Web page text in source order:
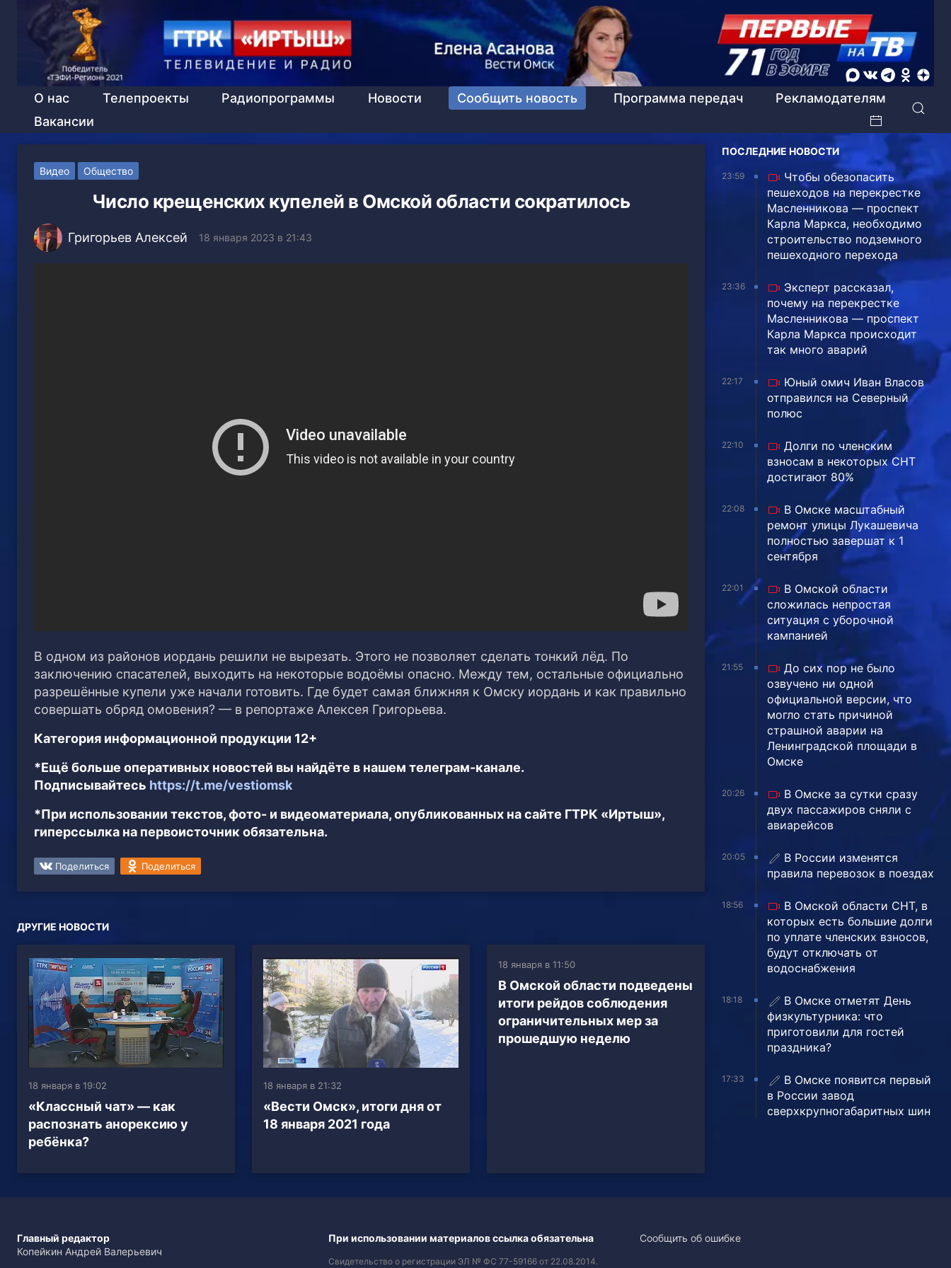
О нас Телепроекты Радиопрограммы Новости Сообщить новость Программа передач
Рекламодателям
Вакансии
Видео Общество
Число крещенских купелей в Омской области сократилось
Григорьев Алексей 18 января 2023 в 21:43
В одном из районов иордань решили не вырезать. Этого не позволяет сделать тонкий лёд. По
заключению спасателей, выходить на некоторые водоёмы опасно. Между тем, остальные официально
разрешённые купели уже начали готовить. Где будет самая ближняя к Омску иордань и как правильно
совершать обряд омовения? — в репортаже Алексея Григорьева.
Категория информационной продукции 12+
*Ещё больше оперативных новостей вы найдёте в нашем телеграм-канале.
Подписывайтесь https://t.me/vestiomsk
*При использовании текстов, фото- и видеоматериала, опубликованных на сайте ГТРК «Иртыш»,
гиперссылка на первоисточник обязательна.
Поделиться Поделиться
ДРУГИЕ НОВОСТИ
18 января в 19:02
«Классный чат» — как
распознать анорексию у
ребёнка?
18 января в 21:32
«Вести Омск», итоги дня от
18 января 2021 года
18 января в 11:50
В Омской области подведены
итоги рейдов соблюдения
ограничительных мер за
прошедшую неделю
ПОСЛЕДНИЕ НОВОСТИ
23:59
Чтобы обезопасить
пешеходов на перекрестке
Масленникова — проспект
Карла Маркса, необходимо
строительство подземного
пешеходного перехода
23:36
Эксперт рассказал,
почему на перекрестке
Масленникова — проспект
Карла Маркса происходит
так много аварий
22:17
Юный омич Иван Власов
отправился на Северный
полюс
22:10
Долги по членским
взносам в некоторых СНТ
достигают 80%
22:08
В Омске масштабный
ремонт улицы Лукашевича
полностью завершат к 1
сентября
22:01
В Омской области
сложилась непростая
ситуация с уборочной
кампанией
21:55
До сих пор не было
озвучено ни одной
официальной версии, что
могло стать причиной
страшной аварии на
Ленинградской площади в
Омске
20:26
В Омске за сутки сразу
двух пассажиров сняли с
авиарейсов
20:05
В России изменятся
правила перевозок в поездах
18:56
В Омской области СНТ, в
которых есть большие долги
по уплате членских взносов,
будут отключать от
водоснабжения
18:18
В Омске отметят День
физкультурника: что
приготовили для гостей
праздника?
17:33
В Омске появится первый
в России завод
сверхкрупногабаритных шин
Главный редактор
Копейкин Андрей Валерьевич
При использовании материалов ссылка обязательна
Свидетельство о регистрации ЭЛ № ФС 77-59166 от 22.08.2014.
Сообщить об ошибке